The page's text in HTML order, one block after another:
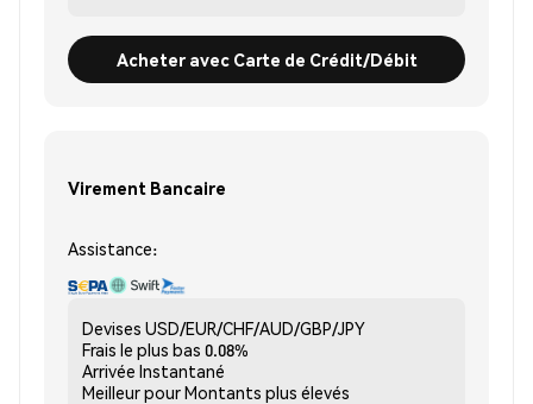
Acheter avec Carte de Crédit/Débit
Virement Bancaire
Assistance:
Devises USD/EUR/CHF/AUD/GBP/JPY
Frais le plus bas 0.08%
Arrivée Instantané
Meilleur pourMontants plus élevés